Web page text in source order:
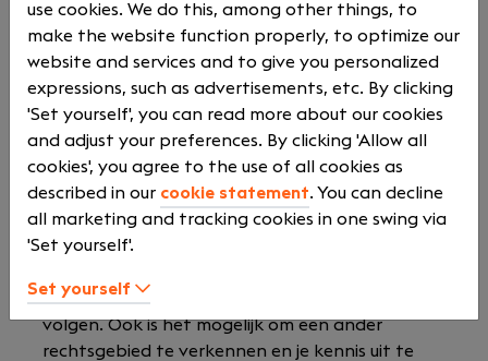
De hoge mate van betrokkenheid bij elkaar zie
je ook terug in de activiteiten die ze organiseren.
Ze lunchen elke dag samen, hebben één keer
per maand een borrel (waarbij ze afwisselen
tussen de twee vestigingen) en organiseren
minstens twee keer per jaar een uitje met beide
kantoren.
Verder geven ze je volop de ruimte om jezelf te
ontwikkelen en up-to-date te blijven. Je krijgt de
door bijvoorbeeld cursussen en/of opleidingen te
volgen. Ook is het mogelijk om een ander
rechtsgebied te verkennen en je kennis uit te
use cookies. We do this, among other things, to
make the website function properly, to optimize our
website and services and to give you personalized
expressions, such as advertisements, etc. By clicking
'Set yourself', you can read more about our cookies
and adjust your preferences. By clicking 'Allow all
cookies', you agree to the use of all cookies as
described in our cookie statement. You can decline
all marketing and tracking cookies in one swing via
'Set yourself'.
Set yourself